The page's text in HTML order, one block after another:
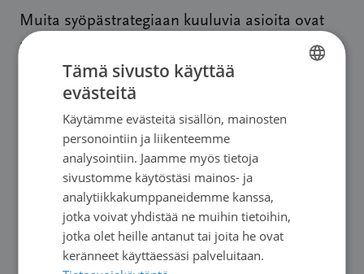
Muita syöpästrategiaan kuuluvia asioita ovat
muun muassa:
syöpäpotilaiden taloudellinen asema niin,
etteivät hoito- ja muut kulut muodosta
suhteetonta taakkaa pienituloiselle, mm.
asettamalla katto myös kokonaiskuluille
(sairaala-, lääke- ja matkakuluille)
avohoidossa ja sairaaloissa käytettävien
syöpälääkkeiden saattaminen samaan
asemaan potilaalle koituvien
SWEDISH
Tämä sivusto käyttää
evästeitä
Käytämme evästeitä sisällön, mainosten
personointiin ja liikenteemme
analysointiin. Jaamme myös tietoja
sivustomme käytöstäsi mainos- ja
analytiikkakumppaneidemme kanssa,
jotka voivat yhdistää ne muihin tietoihin,
jotka olet heille antanut tai joita he ovat
keränneet käyttäessäsi palveluitaan.